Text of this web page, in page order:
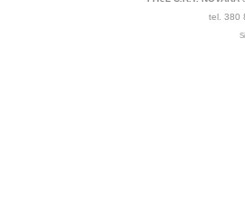
tel. 380